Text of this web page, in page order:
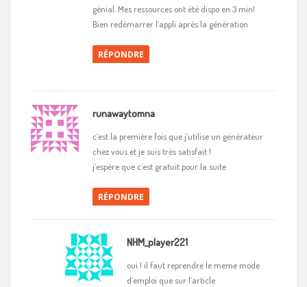
génial. Mes ressources ont été dispo en 3 min!
Bien redémarrer l’appli après la génération
RÉPONDRE
runawaytomna
c’est la première fois que j’utilise un générateur
chez vous et je suis très satisfait !
j’espère que c’est gratuit pour la suite
RÉPONDRE
NHM_player221
oui ! il faut reprendre le meme mode
d’emploi que sur l’article